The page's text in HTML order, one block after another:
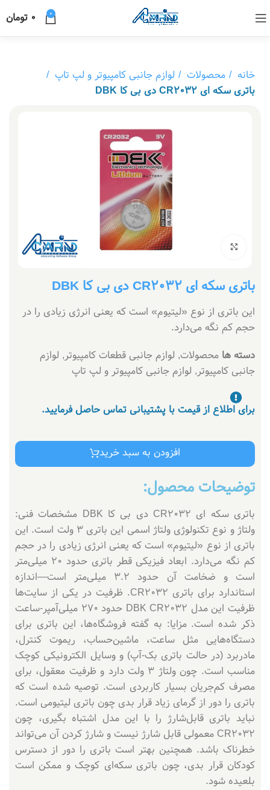
0
0 تومان
خانه محصولات
لوازم جانبی کامپیوتر و لپ تاپ
باتری سکه ای CR2032 دی بی کا DBK
بزرگنمایی تصویر
باتری سکه ای CR2032 دی بی کا DBK
این باتری از نوع «لیتیوم» است که یعنی انرژی زیادی را در
حجم کم نگه می‌دارد.
دسته ها محصولات, لوازم جانبی قطعات کامپیوتر, لوازم
جانبی کامپیوتر, لوازم جانبی کامپیوتر و لپ تاپ
برای اطلاع از قیمت با پشتیبانی تماس حاصل فرمایید.
افزودن به سبد خرید
توضیحات محصول:
باتری سکه ای CR2032 دی بی کا DBK مشخصات فنی:
ولتاژ و نوع تکنولوژی ولتاژ اسمی این باتری ۳ ولت است. این
باتری از نوع «لیتیوم» است که یعنی انرژی زیادی را در حجم
کم نگه می‌دارد. ابعاد فیزیکی قطر باتری حدود ۲۰ میلی‌متر
است و ضخامت آن حدود ۳.۲ میلی‌متر است—اندازه
استاندارد برای باتری CR2032. ظرفیت در یکی از سایت‌ها
ظرفیت این مدل DBK CR2032 حدود ۲۷۰ میلی‌آمپر‑ساعت
ذکر شده است. مزایا: به گفته فروشگاه‌ها، این باتری برای
دستگاه‌هایی مثل ساعت، ماشین‌حساب، ریموت کنترل،
مادربرد (در حالت باتری بک‑آپ) و وسایل الکترونیکی کوچک
مناسب است. چون ولتاژ ۳ ولت دارد و ظرفیت معقول، برای
مصرف کم‌جریان بسیار کاربردی است. توصیه شده است که
باتری را دور از گرمای زیاد قرار بدی چون باتری لیتیومی است.
نباید باتری قابل‌شارژ را با این مدل اشتباه بگیری، چون
CR2032 معمولی قابل شارژ نیست و شارژ کردن آن می‌تواند
خطرناک باشد. همچنین بهتر است باتری را دور از دسترس
کودکان قرار بدی، چون باتری‌ سکه‌ای کوچک و ممکن است
بلعیده شود.